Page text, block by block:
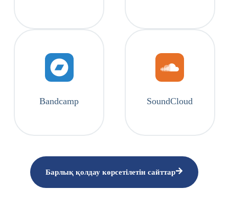
Bandcamp SoundCloud
Барлық қолдау көрсетілетін сайттар